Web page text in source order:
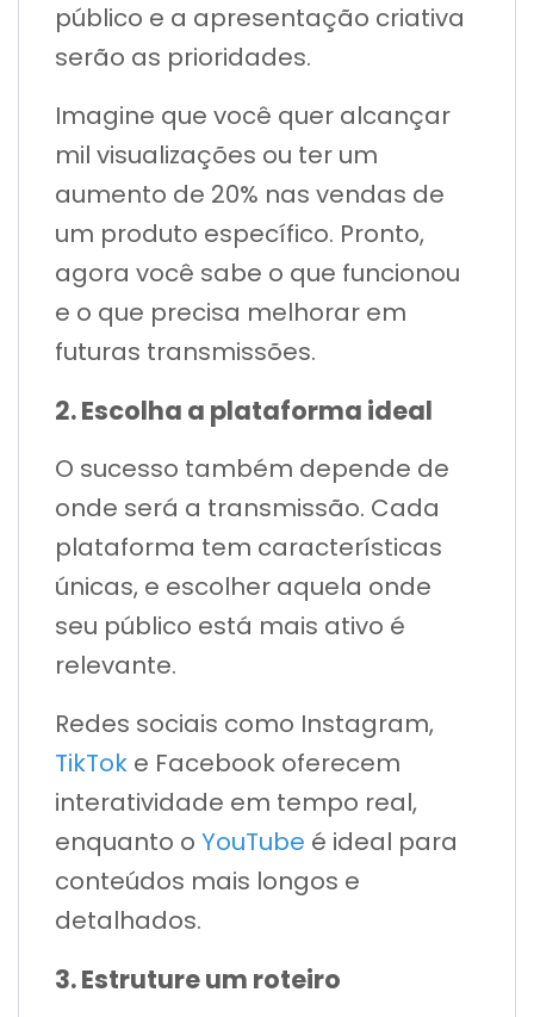
público e a apresentação criativa
serão as prioridades.
Imagine que você quer alcançar
mil visualizações ou ter um
aumento de 20% nas vendas de
um produto específico. Pronto,
agora você sabe o que funcionou
e o que precisa melhorar em
futuras transmissões.
2. Escolha a plataforma ideal
O sucesso também depende de
onde será a transmissão. Cada
plataforma tem características
únicas, e escolher aquela onde
seu público está mais ativo é
relevante.
Redes sociais como Instagram,
TikTok e Facebook oferecem
interatividade em tempo real,
enquanto o YouTube é ideal para
conteúdos mais longos e
detalhados.
3. Estruture um roteiro